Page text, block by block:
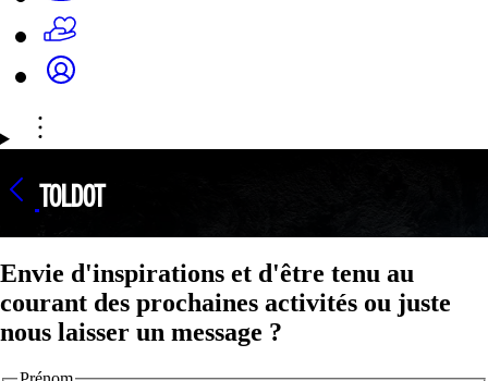
TOLDOT
Envie d'inspirations et d'être tenu au
courant des prochaines activités ou juste
nous laisser un message ?